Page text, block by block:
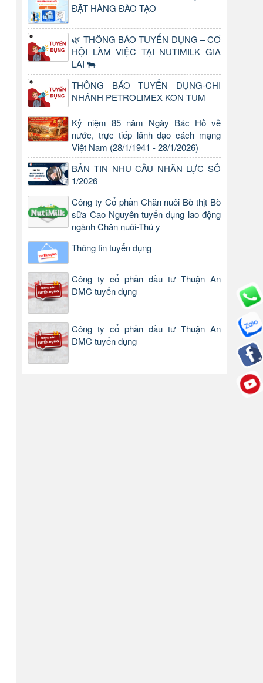
ĐẶT HÀNG ĐÀO TẠO
🌿 THÔNG BÁO TUYỂN DỤNG – CƠ
HỘI LÀM VIỆC TẠI NUTIMILK GIA
LAI 🐄
THÔNG BÁO TUYỂN DỤNG-CHI
NHÁNH PETROLIMEX KON TUM
Kỷ niệm 85 năm Ngày Bác Hồ về
nước, trực tiếp lãnh đạo cách mạng
Việt Nam (28/1/1941 - 28/1/2026)
BẢN TIN NHU CẦU NHÂN LỰC SỐ
1/2026
Công ty Cổ phần Chăn nuôi Bò thịt Bò
sữa Cao Nguyên tuyển dụng lao động
ngành Chăn nuôi-Thú y
Thông tin tuyển dụng
Công ty cổ phần đầu tư Thuận An
DMC tuyển dụng
Công ty cổ phần đầu tư Thuận An
DMC tuyển dụng